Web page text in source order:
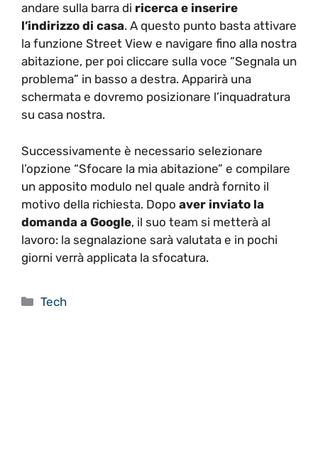
andare sulla barra di ricerca e inserire
l’indirizzo di casa. A questo punto basta attivare
la funzione Street View e navigare fino alla nostra
abitazione, per poi cliccare sulla voce “Segnala un
problema” in basso a destra. Apparirà una
schermata e dovremo posizionare l’inquadratura
su casa nostra.
Successivamente è necessario selezionare
l’opzione “Sfocare la mia abitazione” e compilare
un apposito modulo nel quale andrà fornito il
motivo della richiesta. Dopo aver inviato la
domanda a Google, il suo team si metterà al
lavoro: la segnalazione sarà valutata e in pochi
giorni verrà applicata la sfocatura.
Categorie
Tech